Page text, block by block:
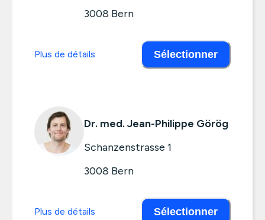
3008 Bern
Plus de détails Sélectionner
Dr. med. Jean-Philippe Görög
Schanzenstrasse 1
3008 Bern
Plus de détails Sélectionner